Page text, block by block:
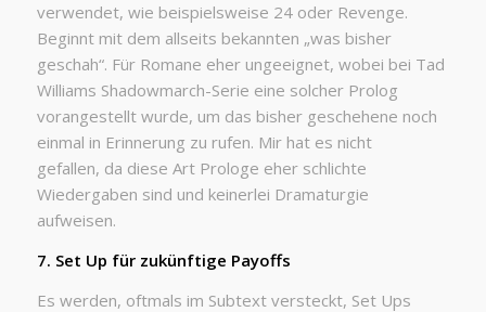
verwendet, wie beispielsweise 24 oder Revenge.
Beginnt mit dem allseits bekannten „was bisher
geschah“. Für Romane eher ungeeignet, wobei bei Tad
Williams Shadowmarch-Serie eine solcher Prolog
vorangestellt wurde, um das bisher geschehene noch
einmal in Erinnerung zu rufen. Mir hat es nicht
gefallen, da diese Art Prologe eher schlichte
Wiedergaben sind und keinerlei Dramaturgie
aufweisen.
7. Set Up für zukünftige Payoffs
Es werden, oftmals im Subtext versteckt, Set Ups